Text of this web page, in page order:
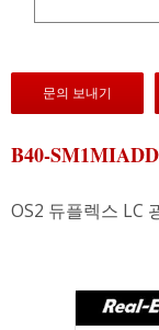
문의 보내기
B40-
OS2 듀플렉스 LC